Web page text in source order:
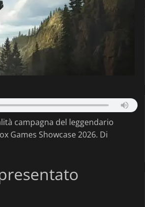
campagna del leggendario
Games Showcase 2026. Di